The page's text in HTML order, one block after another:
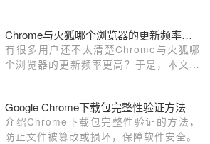
Chrome与火狐哪个浏览器的更新频率更高
有很多用户还不太清楚Chrome与火狐哪
个浏览器的更新频率更高？于是，本文将
Google Chrome下载包完整性验证方法
介绍Chrome下载包完整性验证的方法，
防止文件被篡改或损坏，保障软件安全。